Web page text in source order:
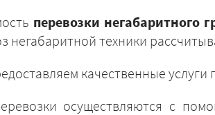
перевозки негабаритного
негабаритной техники
качественные
осуществляются с